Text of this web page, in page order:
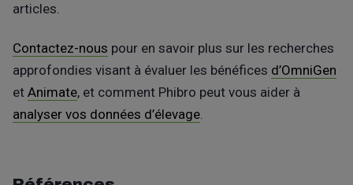
articles.
Contactez-nous pour en savoir plus sur les recherches
approfondies visant à évaluer les bénéfices d’OmniGen
et Animate, et comment Phibro peut vous aider à
analyser vos données d’élevage